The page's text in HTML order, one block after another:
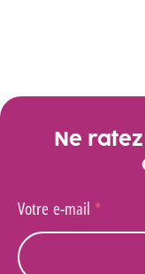
Ne
Votre e-mail *